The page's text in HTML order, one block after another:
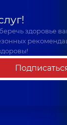
здоровье